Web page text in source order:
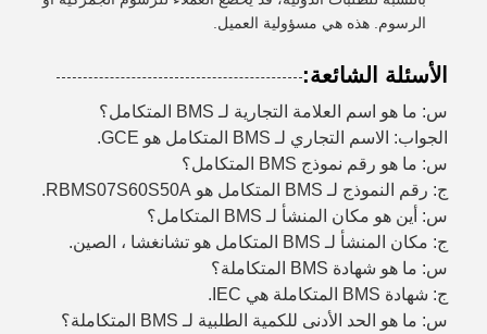
الرسوم. هذه هي مسؤولية العميل.
الأسئلة الشائعة:
س: ما هو اسم العلامة التجارية لـ BMS المتكامل؟
الجواب: الاسم التجاري لـ BMS المتكامل هو GCE.
س: ما هو رقم نموذج BMS المتكامل؟
ج: رقم النموذج لـ BMS المتكامل هو RBMS07S60S50A.
س: أين هو مكان المنشأ لـ BMS المتكامل؟
ج: مكان المنشأ لـ BMS المتكامل هو تشانغشا ، الصين.
س: ما هو شهادة BMS المتكاملة؟
ج: شهادة BMS المتكاملة هي IEC.
س: ما هو الحد الأدنى للكمية الطلبية لـ BMS المتكاملة؟